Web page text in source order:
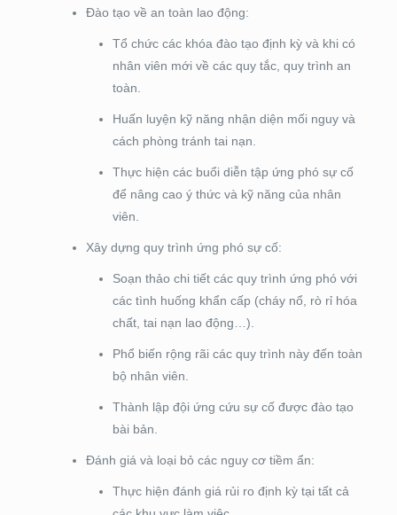
Đào tạo về an toàn lao động:
Tổ chức các khóa đào tạo định kỳ và khi có
nhân viên mới về các quy tắc, quy trình an
toàn.
Huấn luyện kỹ năng nhận diện mối nguy và
cách phòng tránh tai nạn.
Thực hiện các buổi diễn tập ứng phó sự cố
để nâng cao ý thức và kỹ năng của nhân
viên.
Xây dựng quy trình ứng phó sự cố:
Soạn thảo chi tiết các quy trình ứng phó với
các tình huống khẩn cấp (cháy nổ, rò rỉ hóa
chất, tai nạn lao động…).
Phổ biến rộng rãi các quy trình này đến toàn
bộ nhân viên.
Thành lập đội ứng cứu sự cố được đào tạo
bài bản.
Đánh giá và loại bỏ các nguy cơ tiềm ẩn:
Thực hiện đánh giá rủi ro định kỳ tại tất cả